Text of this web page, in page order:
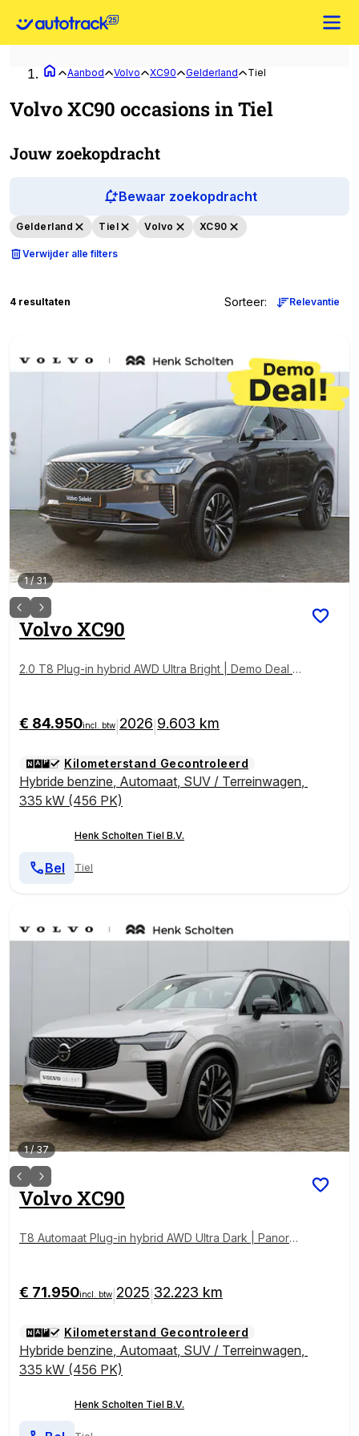
Aanbod Volvo XC90 Gelderland Tiel
Volvo XC90 occasions in Tiel
Jouw zoekopdracht
Bewaar zoekopdracht
Gelderland Tiel Volvo XC90
Verwijder alle filters
4 resultaten Sorteer: Relevantie
1/31
VolvoXC90
2.0 T8 Plug-in hybrid AWD Ultra Bright | Demo Deal |
noramisch schuif/-kanteldak | Elektrische voorstoele
n met geheugen en massagefunctie | Verwarmbare v
360 Parkeercamera | Park Assist voor + achter | 4-Z
one Climate Control | Head-Up Display | 21'' Lichtmet
alen wielen |
€ 84.950incl. btw 2026 9.603 km
Kilometerstand Gecontroleerd
Hybride benzine, Automaat, SUV / Terreinwagen,
335 kW (456 PK)
Henk Scholten Tiel B.V.
Tiel
Bel
1/37
VolvoXC90
T8 Automaat Plug-in hybrid AWD Ultra Dark | Panora
voorstoelen | Luchtvering | 360 graden camera
€ 71.950incl. btw 2025 32.223 km
Kilometerstand Gecontroleerd
Hybride benzine, Automaat, SUV / Terreinwagen,
335 kW (456 PK)
Henk Scholten Tiel B.V.